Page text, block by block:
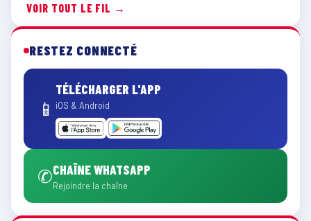
VOIR TOUT LE FIL →
RESTEZ CONNECTÉ
📱
TÉLÉCHARGER L'APP
iOS & Android
✆CHAÎNE WHATSAPP
Rejoindre la chaîne